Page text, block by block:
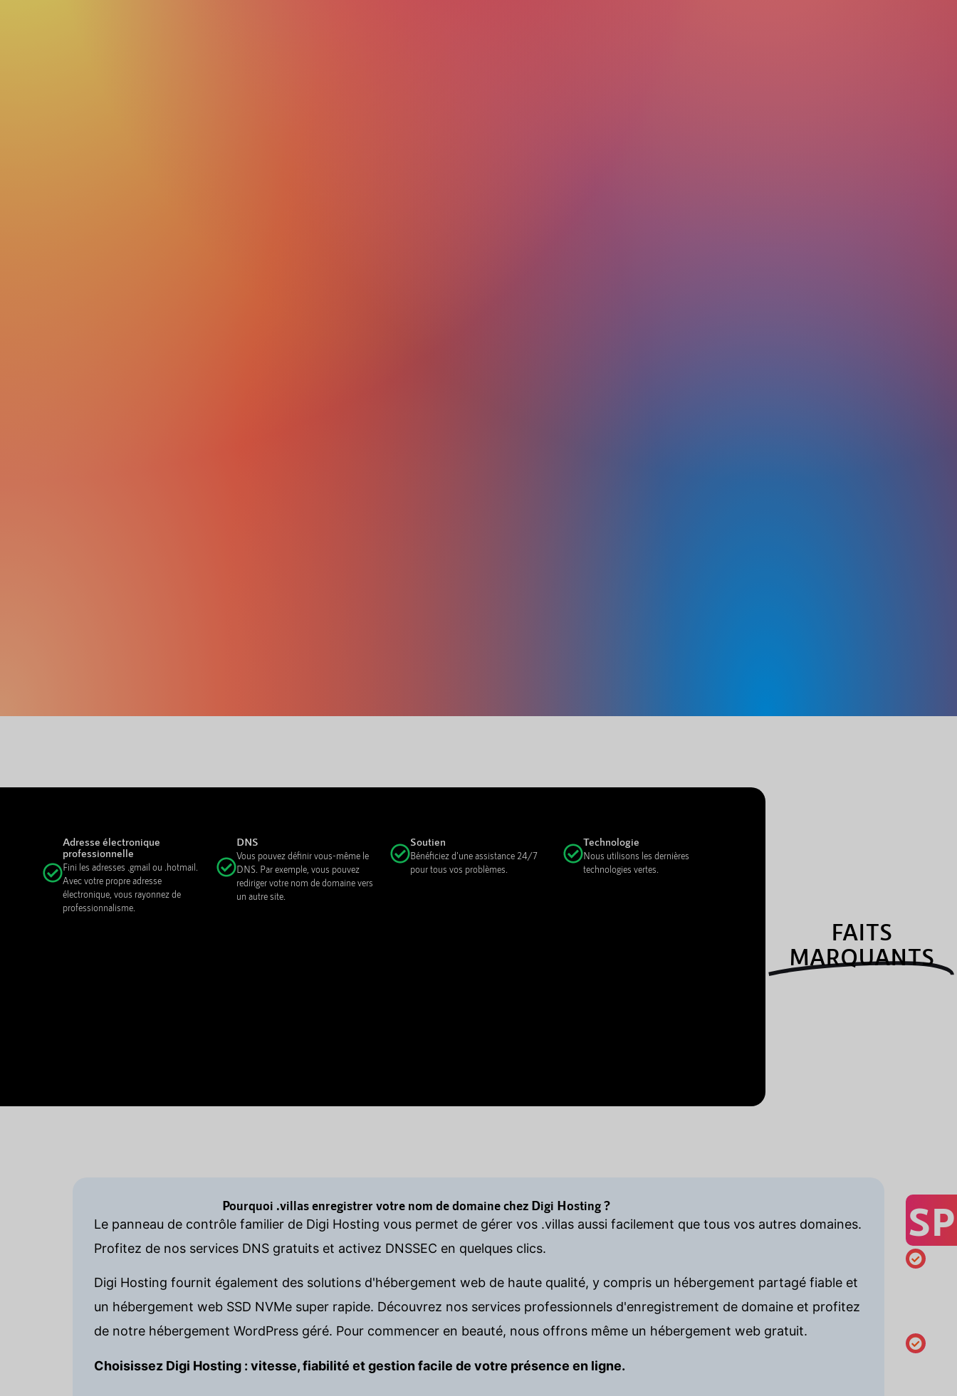
Adresse électronique
professionnelle
Fini les adresses .gmail ou .hotmail.
Avec votre propre adresse
électronique, vous rayonnez de
professionnalisme.
DNS
Vous pouvez définir vous-même le
DNS. Par exemple, vous pouvez
rediriger votre nom de domaine vers
un autre site.
Soutien
Bénéficiez d'une assistance 24/7
pour tous vos problèmes.
Technologie
Nous utilisons les dernières
technologies vertes.
FAITS
MARQUANTS
Pourquoi .villas enregistrer votre nom de domaine chez Digi Hosting ?
Le panneau de contrôle familier de Digi Hosting vous permet de gérer vos .villas aussi facilement que tous vos autres domaines.
Profitez de nos services DNS gratuits et activez DNSSEC en quelques clics.
Digi Hosting fournit également des solutions d'hébergement web de haute qualité, y compris un hébergement partagé fiable et
un hébergement web SSD NVMe super rapide. Découvrez nos services professionnels d'enregistrement de domaine et profitez
de notre hébergement WordPress géré. Pour commencer en beauté, nous offrons même un hébergement web gratuit.
Choisissez Digi Hosting : vitesse, fiabilité et gestion facile de votre présence en ligne.